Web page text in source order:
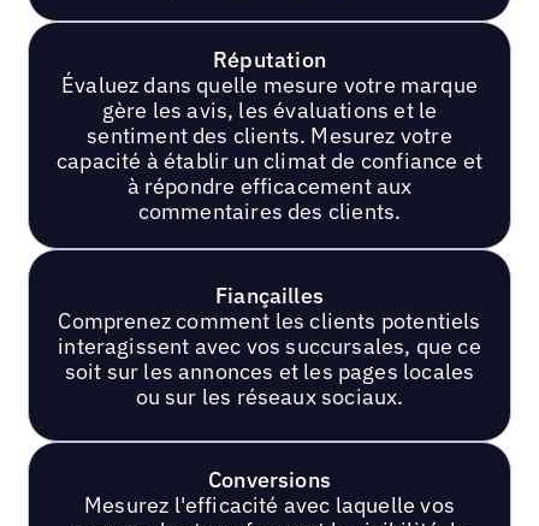
Réputation
Évaluez dans quelle mesure votre marque
gère les avis, les évaluations et le
sentiment des clients. Mesurez votre
capacité à établir un climat de confiance et
à répondre efficacement aux
commentaires des clients.
Fiançailles
Comprenez comment les clients potentiels
interagissent avec vos succursales, que ce
soit sur les annonces et les pages locales
ou sur les réseaux sociaux.
Conversions
Mesurez l'efficacité avec laquelle vos